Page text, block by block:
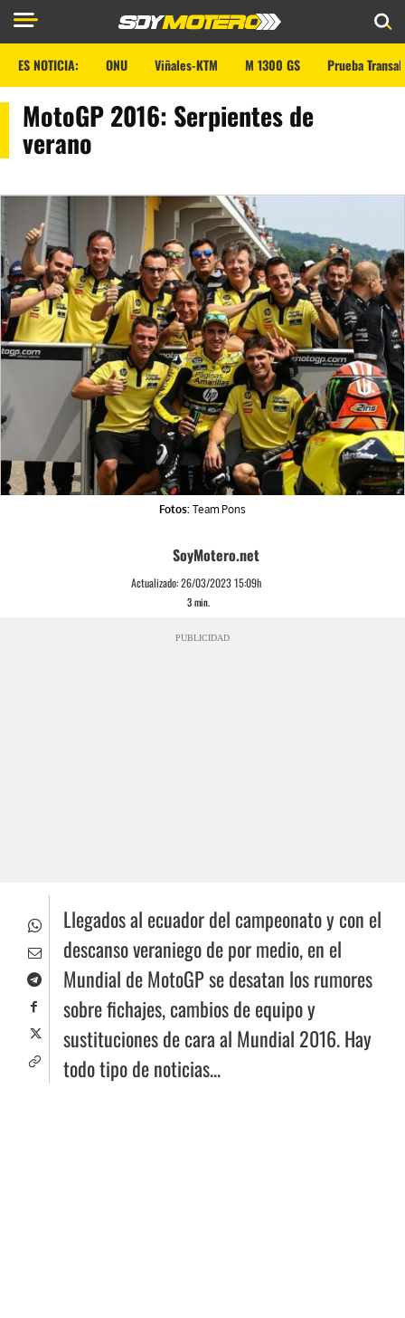
ES NOTICIA: ONU Viñales-KTM M 1300 GS Prueba
MotoGP 2016: Serpientes de
verano
Fotos: Team Pons
SoyMotero.net
Actualizado:26/03/2023 15:09h
3min.
PUBLICIDAD
Llegados al ecuador del campeonato y con el
descanso veraniego de por medio, en el
Mundial de MotoGP se desatan los rumores
sobre fichajes, cambios de equipo y
sustituciones de cara al Mundial 2016. Hay
todo tipo de noticias...